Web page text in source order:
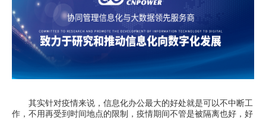
其实针对疫情来说，信息化办公最大的好处就是可以不中断工
作，不用再受到时间地点的限制，疫情期间不管是被隔离也好，好